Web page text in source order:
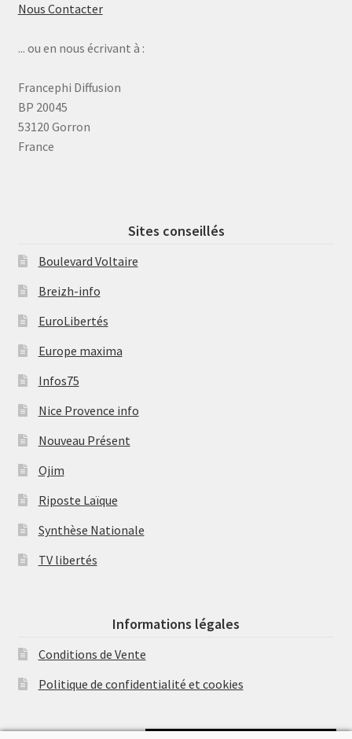
Nous Contacter
... ou en nous écrivant à :
Francephi Diffusion
BP 20045
53120 Gorron
France
Sites conseillés
Boulevard Voltaire
Breizh-info
EuroLibertés
Europe maxima
Infos75
Nice Provence info
Nouveau Présent
Ojim
Riposte Laïque
Synthèse Nationale
TV libertés
Informations légales
Conditions de Vente
Politique de confidentialité et cookies